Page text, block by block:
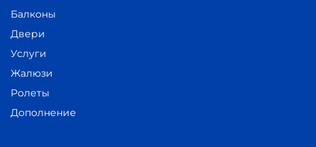
Балконы
Двери
Услуги
Жалюзи
Ролеты
Дополнение